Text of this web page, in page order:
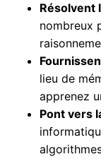
Résolvent
nombreux
lieu de
apprenez
Pont vers